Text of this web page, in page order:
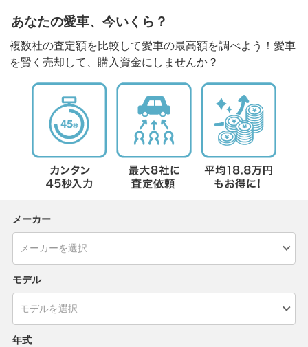
あなたの愛車、今いくら？
複数社の査定額を比較して愛車の最高額を調べよう！愛車
を賢く売却して、購入資金にしませんか？
メーカー
モデル
年式